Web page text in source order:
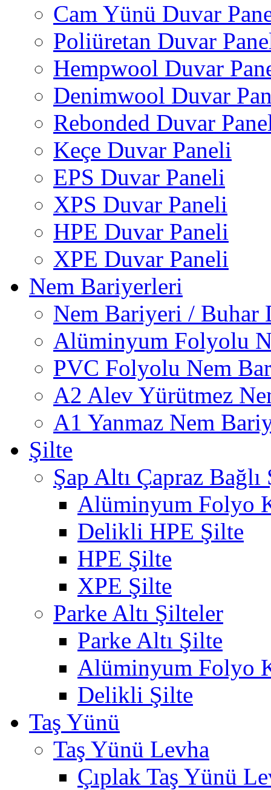
Cam Yünü Duvar
Poliüretan Duvar
Hempwool Duvar
Denimwool Duvar
Rebonded Duvar
Keçe Duvar Paneli
EPS Duvar Paneli
XPS Duvar Paneli
HPE Duvar Paneli
XPE Duvar Paneli
Nem Bariyerleri
Nem Bariyeri / Buhar
Alüminyum Folyolu
PVC Folyolu Nem
A2 Alev Yürütmez
A1 Yanmaz Nem
Şilte
Şap Altı Çapraz
Alüminyum Folyo
Delikli HPE Şilte
HPE Şilte
XPE Şilte
Parke Altı Şilteler
Parke Altı Şilte
Alüminyum Folyo
Delikli Şilte
Taş Yünü
Taş Yünü Levha
Çıplak Taş Yünü